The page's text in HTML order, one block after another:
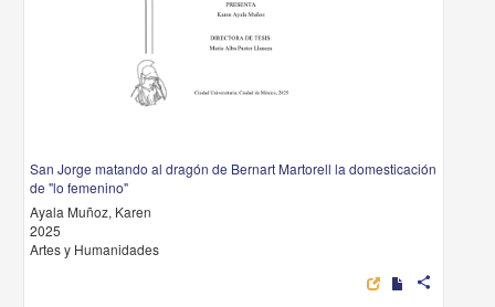
San Jorge matando al dragón de Bernart Martorell la domesticación
de "lo femenino"
Ayala Muñoz, Karen
2025
Artes y Humanidades
share